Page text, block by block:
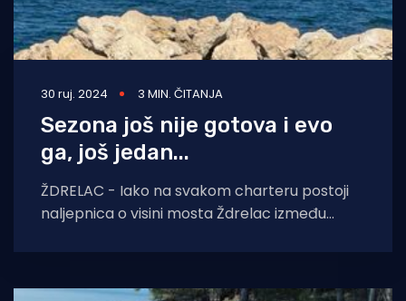
30 ruj. 2024 3 MIN. ČITANJA
Sezona još nije gotova i evo
ga, još jedan...
ŽDRELAC - Iako na svakom charteru postoji
naljepnica o visini mosta Ždrelac između